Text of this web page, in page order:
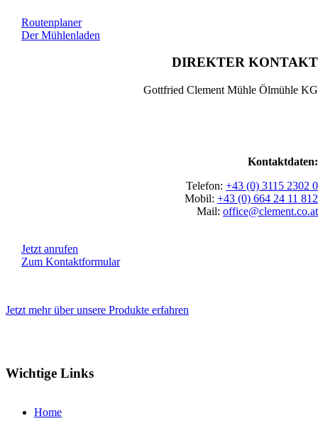
Routenplaner
Der Mühlenladen
DIREKTER KONTAKT
Gottfried Clement Mühle Ölmühle KG
Kontaktdaten:
Telefon: +43 (0) 3115 2302 0
Mobil: +43 (0) 664 24 11 812
Mail: office@clement.co.at
Jetzt anrufen
Zum Kontaktformular
Jetzt mehr über unsere Produkte erfahren
Wichtige Links
Home